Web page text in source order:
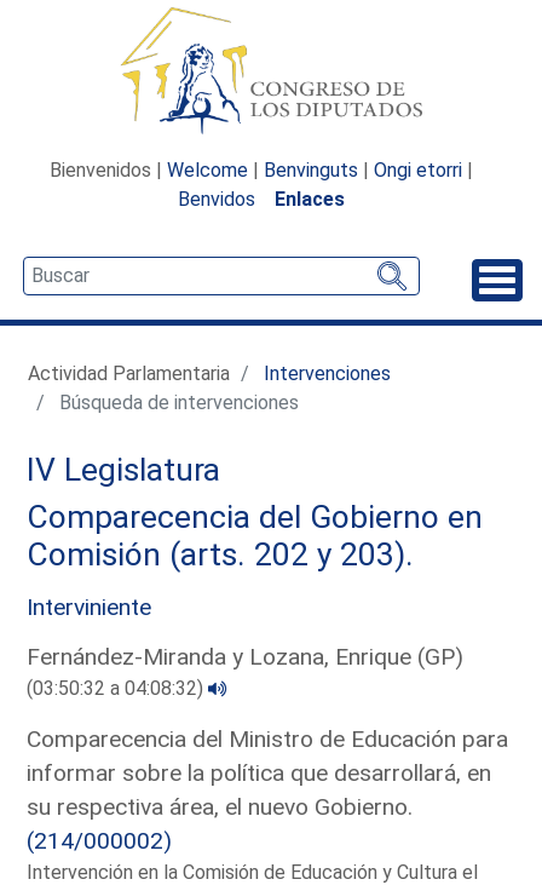
Bienvenidos | Welcome | Benvinguts | Ongi etorri |
Benvidos
Enlaces
Actividad Parlamentaria
Intervenciones
Búsqueda de intervenciones
IV Legislatura
Comparecencia del Gobierno en
Comisión (arts. 202 y 203).
Interviniente
Fernández-Miranda y Lozana, Enrique (GP)
(03:50:32 a 04:08:32)
Comparecencia del Ministro de Educación para
informar sobre la política que desarrollará, en
su respectiva área, el nuevo Gobierno.
(214/000002)
Intervención en la Comisión de Educación y Cultura el